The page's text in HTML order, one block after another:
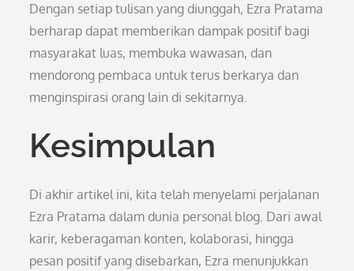
Dengan setiap tulisan yang diunggah, Ezra Pratama
berharap dapat memberikan dampak positif bagi
masyarakat luas, membuka wawasan, dan
mendorong pembaca untuk terus berkarya dan
menginspirasi orang lain di sekitarnya.
Kesimpulan
Di akhir artikel ini, kita telah menyelami perjalanan
Ezra Pratama dalam dunia personal blog. Dari awal
karir, keberagaman konten, kolaborasi, hingga
pesan positif yang disebarkan, Ezra menunjukkan